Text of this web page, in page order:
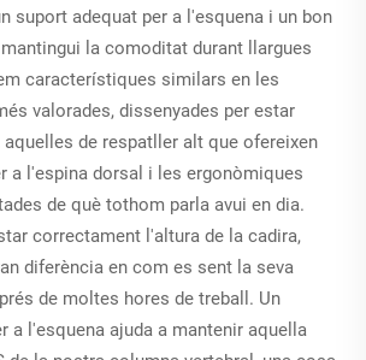
suport adequat per a l'esquena i un bon
la comoditat durant llargues
característiques similars en les
valorades, dissenyades per estar
de respatller alt que ofereixen
a l'espina dorsal i les ergonòmiques
de què tothom parla avui en dia.
correctament l'altura de la cadira,
diferència en com es sent la seva
de moltes hores de treball. Un
a l'esquena ajuda a mantenir aquella